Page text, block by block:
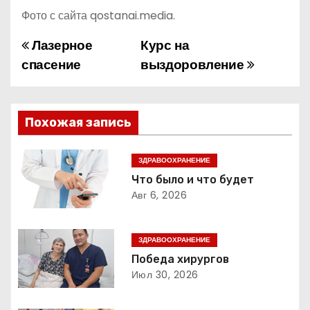
Фото с сайта qostanai.media.
Н
в
и
г
ц
и
я
Курс на
выздоровление
Лазерное
спасение
Похожая запись
ЗДРАВООХРАНЕНИЕ
Что было и что будет
Авг 6, 2026
ЗДРАВООХРАНЕНИЕ
Победа хирургов
Июл 30, 2026